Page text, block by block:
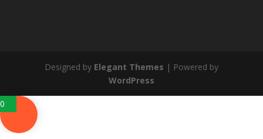
Designed by Elegant Themes | Powered by
WordPress
0